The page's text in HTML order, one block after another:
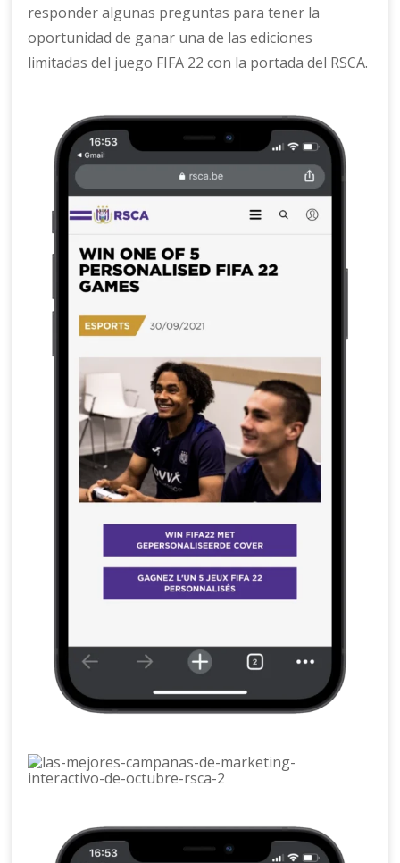
responder algunas preguntas para tener la
oportunidad de ganar una de las ediciones
limitadas del juego FIFA 22 con la portada del RSCA.